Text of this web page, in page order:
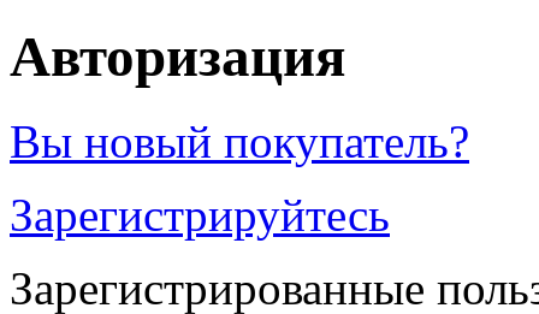
Авторизация
Вы новый покупатель?
Зарегистрируйтесь
Зарегистрированные